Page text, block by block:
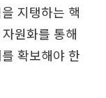
지탱하는 핵
원화를 통해
확보해야 한